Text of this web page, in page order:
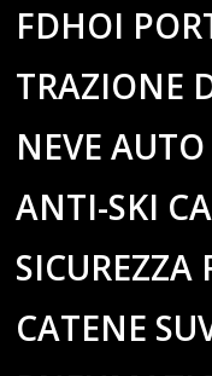
FDHOI
TRAZIONE
NEVE
ANTI-SKI
SICUREZZA
CATENE